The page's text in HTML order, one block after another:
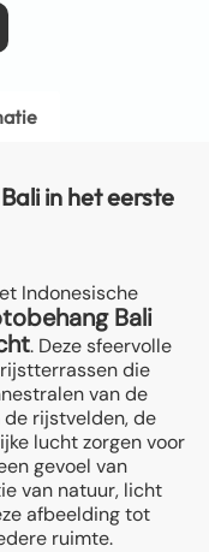
in het eerste
Indonesische
Bali
. Deze sfeervolle
die
van de
rijstvelden, de
lucht zorgen voor
gevoel van
van natuur, licht
afbeelding tot
ruimte.